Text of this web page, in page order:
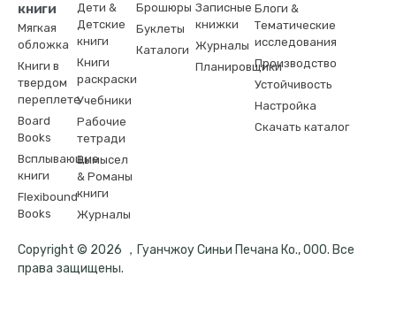
книги
Мягкая
обложка
Книги в
твердом
переплете
Board
Books
Всплывающие
книги
Flexibound
Books
Дети &
Детские
книги
Книги
раскраски
Учебники
Рабочие
тетради
Вымысел
& Романы
книги
Журналы
Брошюры
Буклеты
Каталоги
Записные
книжки
Журналы
Планировщики
Блоги &
Тематические
исследования
Производство
Устойчивость
Настройка
Скачать каталог
Copyright © 2026 ，Гуанчжоу Синьи Печана Ко., ООО. Все
права защищены.